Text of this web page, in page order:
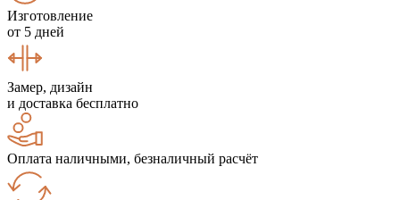
Изготовление
от 5 дней
Замер, дизайн
и доставка бесплатно
Оплата наличными, безналичный расчёт